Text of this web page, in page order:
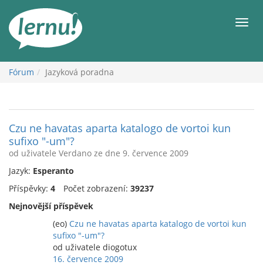
obsahu
Fórum Jazyková poradna
Czu ne havatas aparta katalogo de vortoi kun
sufixo "-um"?
od uživatele Verdano ze dne 9. července 2009
Jazyk: Esperanto
Příspěvky: 4 Počet zobrazení: 39237
Nejnovější příspěvek
(eo) Czu ne havatas aparta katalogo de vortoi kun
sufixo "-um"?
od uživatele diogotux
16. července 2009